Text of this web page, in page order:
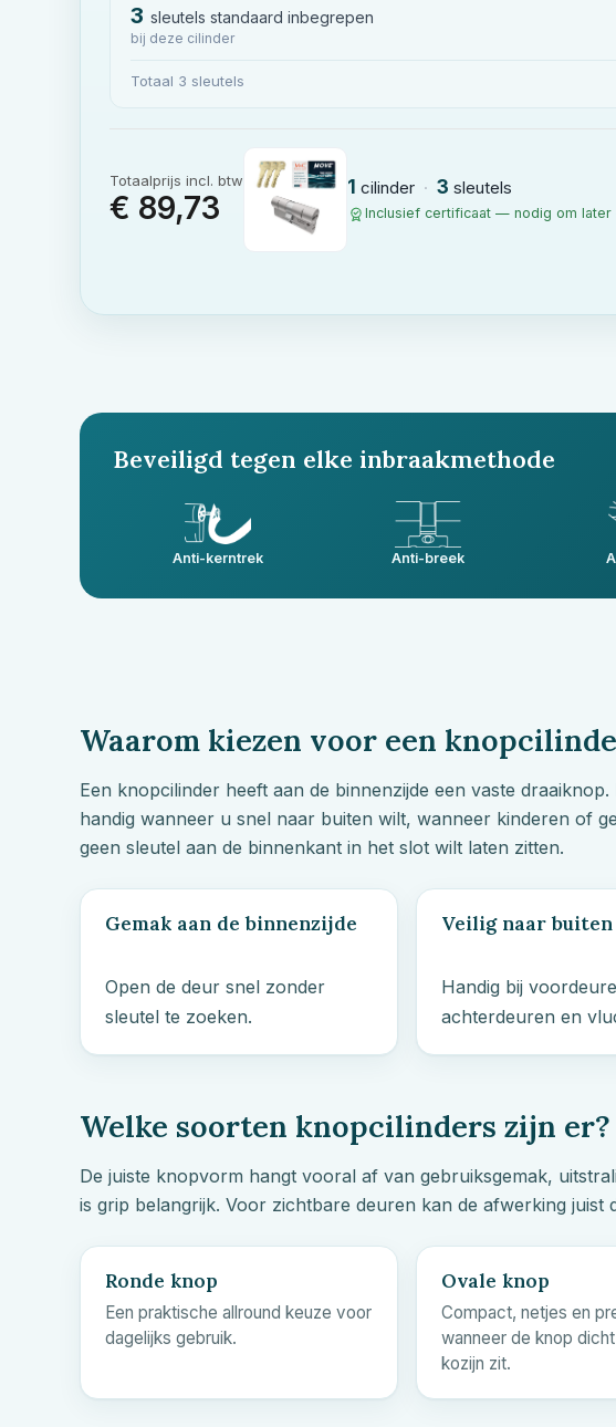
3 sleutels standaard inbegrepen
bij deze cilinder
Totaal 3 sleutels
Totaalprijs incl. btw
€ 89,73
1 cilinder · 3 sleutels
Inclusief certificaat — nodig om
Beveiligd tegen elke inbraakmethode
Anti-kerntrek Anti-breek
Waarom kiezen voor een
Een knopcilinder heeft aan de binnenzijde een vaste
handig wanneer u snel naar buiten wilt, wanneer kinderen of
geen sleutel aan de binnenkant in het slot wilt laten zitten.
Gemak aan de binnenzijde
Open de deur snel zonder
sleutel te zoeken.
Veilig naar buiten
Handig bij
achterdeuren en
Welke soorten knopcilinders zijn er?
De juiste knopvorm hangt vooral af van gebruiksgemak,
is grip belangrijk. Voor zichtbare deuren kan de afwerking juist
Ronde knop
Een praktische allround keuze voor
dagelijks gebruik.
Ovale knop
Compact, netjes en
wanneer de knop
kozijn zit.